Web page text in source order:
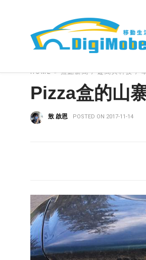
HOME»焦點新聞 趣聞與科技
Pizza盒的山
敖 啟恩 POSTED ON 2017-11-14